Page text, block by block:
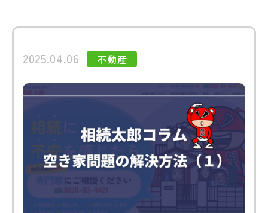
2025.04.06 不動産